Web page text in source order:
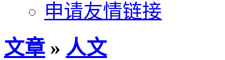
申请友情链接
文章 » 人文